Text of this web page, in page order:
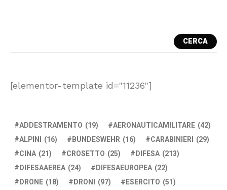
CERCA
[elementor-template id="11236"]
ADDESTRAMENTO (19) AERONAUTICAMILITARE (42)
ALPINI (16) BUNDESWEHR (16) CARABINIERI (29)
CINA (21) CROSETTO (25) DIFESA (213)
DIFESAAEREA (24) DIFESAEUROPEA (22)
DRONE (18) DRONI (97) ESERCITO (51)